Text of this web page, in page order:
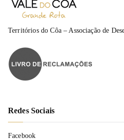
Territórios do Côa – Associação de
Redes Sociais
Facebook